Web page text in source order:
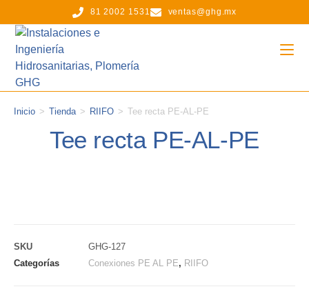
81 2002 1531 ventas@ghg.mx
Tee recta PE-AL-PE
Inicio > Tienda > RIIFO > Tee recta PE-AL-PE
SKU
GHG-127
Categorías
Conexiones PE AL PE, RIIFO